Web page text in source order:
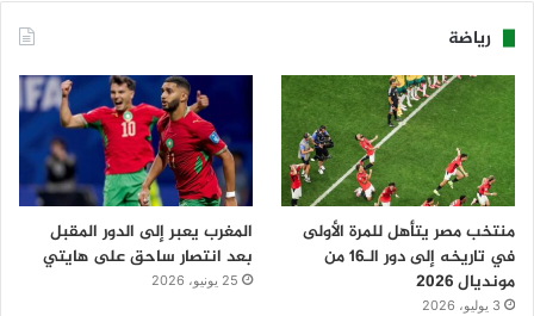
رياضة
منتخب مصر يتأهل للمرة الأولى
في تاريخه إلى دور الـ16 من
مونديال 2026
3 يوليو، 2026
المغرب يعبر إلى الدور المقبل
بعد انتصار ساحق على هايتي
25 يونيو، 2026